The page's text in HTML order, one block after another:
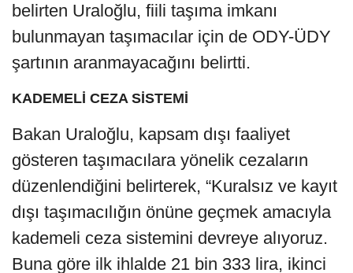
belirten Uraloğlu, fiili taşıma imkanı
bulunmayan taşımacılar için de ODY-ÜDY
şartının aranmayacağını belirtti.
KADEMELİ CEZA SİSTEMİ
Bakan Uraloğlu, kapsam dışı faaliyet
gösteren taşımacılara yönelik cezaların
düzenlendiğini belirterek, “Kuralsız ve kayıt
dışı taşımacılığın önüne geçmek amacıyla
kademeli ceza sistemini devreye alıyoruz.
Buna göre ilk ihlalde 21 bin 333 lira, ikinci